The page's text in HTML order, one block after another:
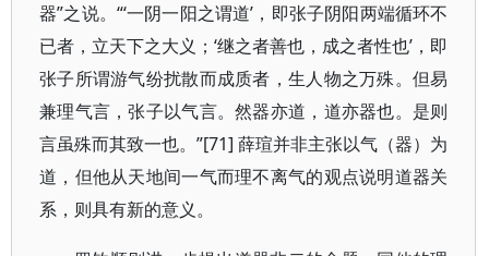
器”之说。“‘一阴一阳之谓道’，即张子阴阳两端循环不
已者，立天下之大义；‘继之者善也，成之者性也’，即
张子所谓游气纷扰散而成质者，生人物之万殊。但易
兼理气言，张子以气言。然器亦道，道亦器也。是则
言虽殊而其致一也。”[71] 薛瑄并非主张以气（器）为
道，但他从天地间一气而理不离气的观点说明道器关
系，则具有新的意义。